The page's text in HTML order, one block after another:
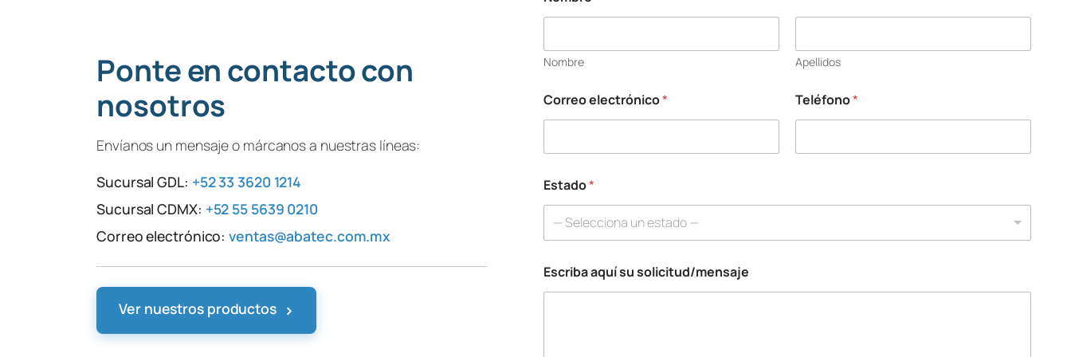
Ponte en contacto con
nosotros
Envíanos un mensaje o márcanos a nuestras líneas:
Sucursal GDL: +52 33 3620 1214
Sucursal CDMX: +52 55 5639 0210
Correo electrónico:ventas@abatec.com.mx
Ver nuestros productos ›
Nombre Apellidos
N
o
b
e
*
l
c
i
Correo electrónico* Teléfono*
Estado*
— Selecciona un estado —
Escriba aquí su solicitud/mensaje